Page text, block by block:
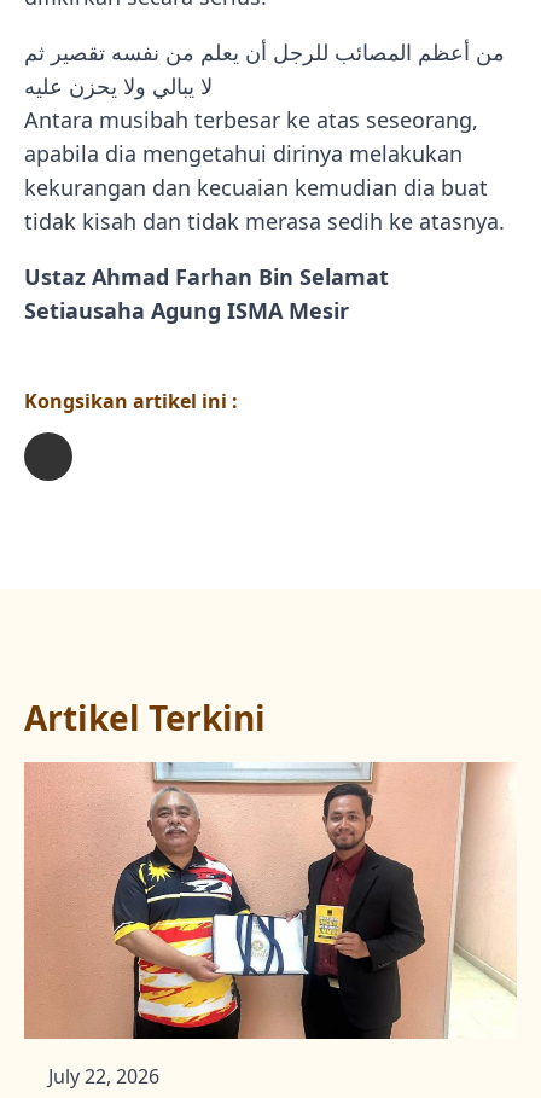
من أعظم المصائب للرجل أن يعلم من نفسه تقصير ثم
لا يبالي ولا يحزن عليه
Antara musibah terbesar ke atas seseorang,
apabila dia mengetahui dirinya melakukan
kekurangan dan kecuaian kemudian dia buat
tidak kisah dan tidak merasa sedih ke atasnya.
Ustaz Ahmad Farhan Bin Selamat
Setiausaha Agung ISMA Mesir
Kongsikan artikel ini :
Artikel Terkini
July 22, 2026